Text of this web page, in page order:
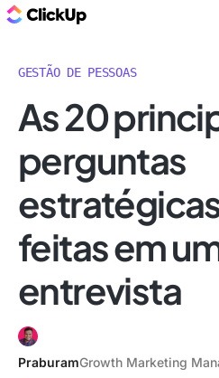
GESTÃO DE PESSOAS
As 20
perguntas
feitas em
entrevista
PraburamGrowth Marketing